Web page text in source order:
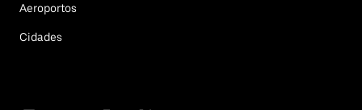
Aeroportos
Cidades